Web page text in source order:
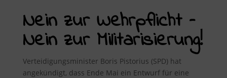
Nein zur Wehrpflicht –
Nein zur Militarisierung!
Verteidigungsminister Boris Pistorius (SPD) hat
angekündigt, dass Ende Mai ein Entwurf für eine